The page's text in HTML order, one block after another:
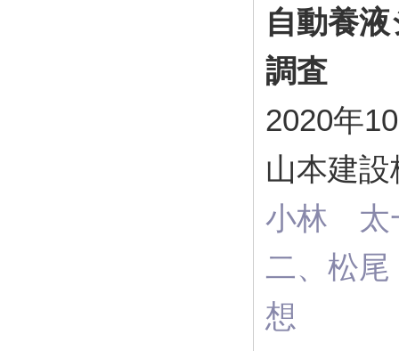
自動養
調査
2020年
山本建
小林 太
二、松
想